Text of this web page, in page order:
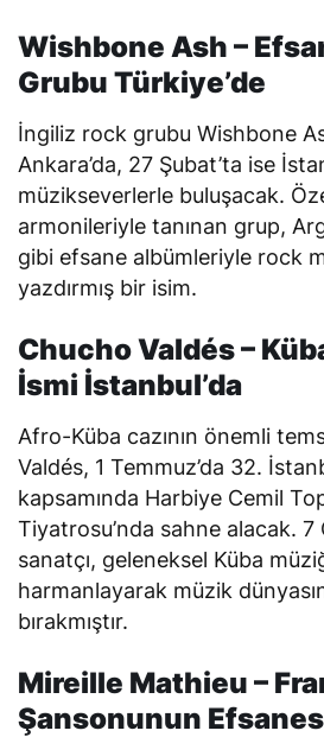
Wishbone Ash –
Grubu Türkiye’de
İngiliz rock grubu Wishbone
Ankara’da, 27 Şubat’ta ise
müzikseverlerle buluşacak.
armonileriyle tanınan grup,
gibi efsane albümleriyle rock
yazdırmış bir isim.
Chucho Valdés –
İsmi İstanbul’da
Afro-Küba cazının önemli
Valdés, 1 Temmuz’da 32.
kapsamında Harbiye Cemil
Tiyatrosu’nda sahne alacak. 7
sanatçı, geleneksel Küba
harmanlayarak müzik
bırakmıştır.
Mireille Mathieu –
Şansonunun